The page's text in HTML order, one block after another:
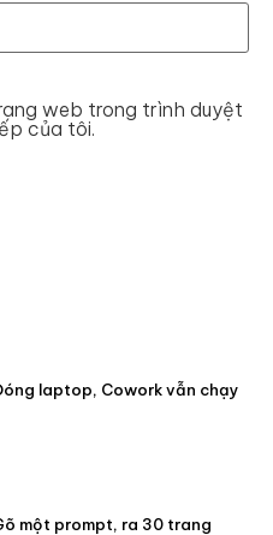
web trong trình duyệt
của tôi.
laptop, Cowork vẫn chạy
một prompt, ra 30 trang